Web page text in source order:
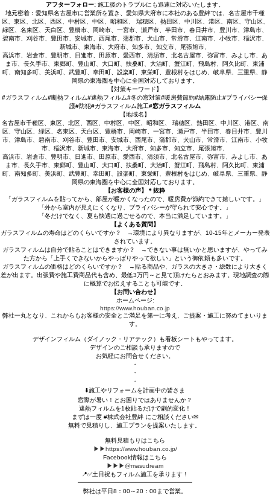
アフターフォロー: 施工後のトラブルにも迅速に対応いたします。
地元密着：愛知県名古屋市に営業所を置き、愛知県大府市に本社のある豊絆では、名古屋市千種
区、東区、北区、西区、中村区、中区、昭和区、 瑞穂区、熱田区、中川区、港区、南区、守山区、
緑区、名東区、天白区、豊橋市、岡崎市、一宮市、瀬戸市、半田市、春日井市、豊川市、津島市、
碧南市、刈谷市、豊田市、安城市、西尾市、蒲郡市、犬山市、常滑市、江南市、小牧市、稲沢市、
新城市、東海市、大府市、知多市、知立市、尾張旭市、
高浜市、岩倉市、豊明市、日進市、田原市、愛西市、清須市、北名古屋市、弥富市、みよし市、あ
ま市、長久手市、東郷町、豊山町、大口町、扶桑町、大治町、蟹江町、飛島村、阿久比町、東浦
町、南知多町、美浜町、武豊町、幸田町、設楽町、東栄町、豊根村をはじめ、岐阜県、三重県、静
岡県の東海圏を中心に全国対応しております。
【対策キーワード】
#ガラスフィルム#断熱フィルム#遮熱フィルム#冬の窓対策#暖房費節約#結露防止#プライバシー保
護#防犯#ガラスフィルム施工#窓ガラスフィルム
【地域名】
名古屋市千種区、東区、北区、西区、中村区、中区、昭和区、 瑞穂区、熱田区、中川区、港区、南
区、守山区、緑区、名東区、天白区、豊橋市、岡崎市、一宮市、瀬戸市、半田市、春日井市、豊川
市、津島市、碧南市、刈谷市、豊田市、安城市、西尾市、蒲郡市、犬山市、常滑市、江南市、小牧
市、稲沢市、新城市、東海市、大府市、知多市、知立市、尾張旭市、
高浜市、岩倉市、豊明市、日進市、田原市、愛西市、清須市、北名古屋市、弥富市、みよし市、あ
ま市、長久手市、東郷町、豊山町、大口町、扶桑町、大治町、蟹江町、飛島村、阿久比町、東浦
町、南知多町、美浜町、武豊町、幸田町、設楽町、東栄町、豊根村をはじめ、岐阜県、三重県、静
岡県の東海圏を中心に全国対応しております。
【お客様の声】＊抜粋
「ガラスフィルムを貼ってから、部屋が暖かくなったので、暖房費が節約できて嬉しいです。」
「外から室内が見えにくくなり、プライバシーが守られて安心です。」
「冬だけでなく、夏も快適に過ごせるので、本当に満足しています。」
【よくある質問】
ガラスフィルムの寿命はどのくらいですか？ →環境により異なりますが、10-15年とメーカー発表
されています。
ガラスフィルムは自分で貼ることはできますか？ →できない事は無いかと思いますが、やってみ
た方から「上手くできないからやっぱりやって欲しい」という御依頼も多いです。
ガラスフィルムの価格はどのくらいですか？ →貼る商品や、ガラスの大きさ・総数により大きく
差が出ます。出張費や施工費商品代も含め、最低3万円～と見て頂けたらとおみます。現地調査の際
に概算でお伝えすることも可能です。
【お問い合わせ】
ホームページ:
https://www.houban.co.jp
弊社一丸となり、これからもお客様の安全とご満足を第一に考え、ご提案・施工に努めてまいりま
す。
デザインフィルム（ダイノック・リアテック）も看板シートもやってます。
デザインのご相談も承りますので
お気軽にお問合せください。
・
・
・⁡
⬇️施工やリフォームを計画中の皆さま
窓際が暑い！とお困りではありませんか？
遮熱フィルムを1枚貼るだけで劇的変化！
まずは一度 #株式会社豊絆 に⁡ご相談ください✉
無料で見積りし、施工プランを提案いたします。 ⁡
無料見積もりはこちら
▶▶https://www.houban.co.jp/
Facebook情報はこちら
▶▶▶@masudream
📍✅土日祝もフィルム施工を承ります！
━━━━━━━━━━━━━━━━━━━
弊社は平日8：00～20：00まで営業。